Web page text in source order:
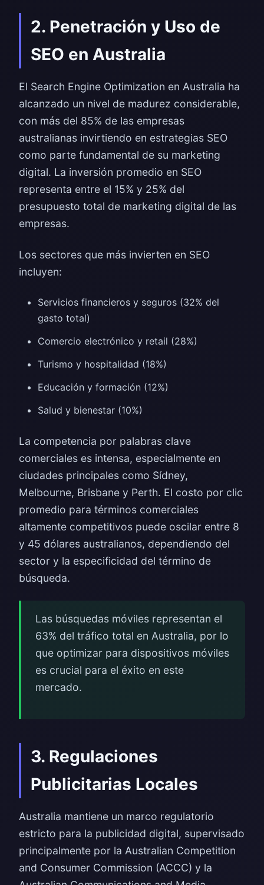
2. Penetración y Uso de
SEO en Australia
El Search Engine Optimization en Australia ha
alcanzado un nivel de madurez considerable,
con más del 85% de las empresas
australianas invirtiendo en estrategias SEO
como parte fundamental de su marketing
digital. La inversión promedio en SEO
representa entre el 15% y 25% del
presupuesto total de marketing digital de las
empresas.
Los sectores que más invierten en SEO
incluyen:
Servicios financieros y seguros (32% del
gasto total)
Comercio electrónico y retail (28%)
Turismo y hospitalidad (18%)
Educación y formación (12%)
Salud y bienestar (10%)
La competencia por palabras clave
comerciales es intensa, especialmente en
ciudades principales como Sídney,
Melbourne, Brisbane y Perth. El costo por clic
promedio para términos comerciales
altamente competitivos puede oscilar entre 8
y 45 dólares australianos, dependiendo del
sector y la especificidad del término de
búsqueda.
Las búsquedas móviles representan el
63% del tráfico total en Australia, por lo
que optimizar para dispositivos móviles
es crucial para el éxito en este
mercado.
3. Regulaciones
Publicitarias Locales
Australia mantiene un marco regulatorio
estricto para la publicidad digital, supervisado
principalmente por la Australian Competition
and Consumer Commission (ACCC) y la